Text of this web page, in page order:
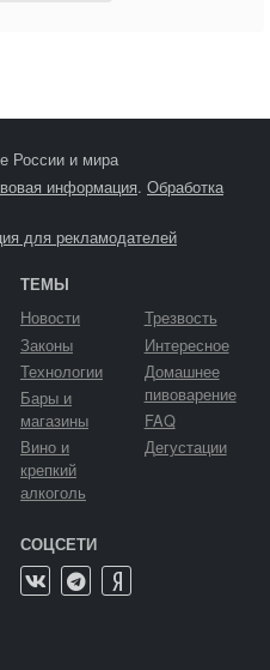
России и мира
информация. Обработка
для рекламодателей
ТЕМЫ
Новости
Законы
Технологии
Бары и
магазины
Вино и
крепкий
алкоголь
Трезвость
Интересное
Домашнее
пивоварение
FAQ
Дегустации
СОЦСЕТИ